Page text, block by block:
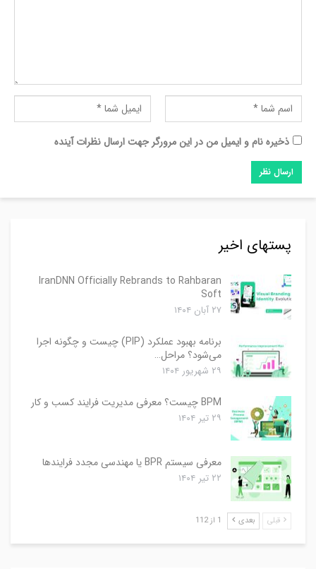
ذخیره نام و ایمیل من در این مرورگر جهت ارسال نظرات آینده
پستهای اخیر
IranDNN Officially Rebrands to Rahbaran
Soft
۲۷ آبان ۱۴۰۴
برنامه بهبود عملکرد (PIP) چیست و چگونه اجرا
می‌شود؟ مراحل…
۲۹ شهریور ۱۴۰۴
BPM چیست؟ معرفی مدیریت فرایند کسب و کار
۲۹ تیر ۱۴۰۴
معرفی سیستم BPR یا مهندسی مجدد فرایندها
۲۲ تیر ۱۴۰۴
قبلی بعدی 1 از 112